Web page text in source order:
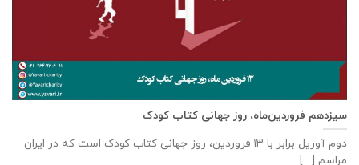
سیزدهم فروردین‌ماه، روز جهانی کتاب کودک
دوم آوریل برابر با ۱۳ فروردین، روز جهانی کتاب کودک است که در ایران
مراسم [...]